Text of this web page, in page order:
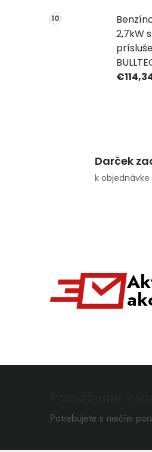
2,7kW
Darček
k
Potrebujete s niečím